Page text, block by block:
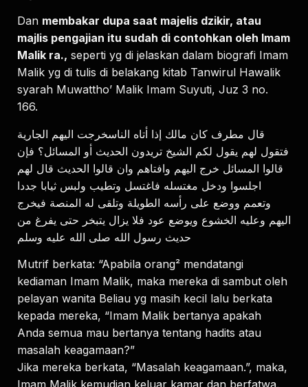
Dan membakar dupa saat majelis dzikir, atau
majlis pengajian itu sudah di contohkan oleh Imam
Malik ra., seperti yg di jelaskan dalam biografi Imam
Malik yg di tulis di belakang kitab Tanwirul Hawalik
syarah Muwattho’ Malik Imam Suyuti, Juz 3 no.
166.
ﻗﺎﻝ ﻣﻄﺮﻑ ﻛﺎﻥ ﻣﺎﻟﻚ ﺇﺫﺍ ﺃﺗﺎﻩ ﺍﻟﻨﺎﺳﺨﺮﺟﺖ ﺍﻟﻴﻬﻢ ﺍﻟﺠﺎﺭﻳﺔ
ﻓﺘﻘﻮﻝ ﻟﻬﻢ ﻳﻘﻮﻝ ﻟﻜﻢ ﺍﻟﺸﻴﺦ ﺗﺮﻳﺪﻭﻥ ﺍﻟﺤﺪﻳﺚ ﺃﻭ ﺍﻟﻤﺴﺎﺋﻞ؟ ﻓﺈﻥ
ﻗﺎﻟﻮﺍ ﺍﻟﻤﺴﺎﺋﻞ ﺧﺮﺝ ﺍﻟﻴﻬﻢ ﻭﺍﻓﺘﺎﻫﻢ ﻭﺍﻥ ﻗﺎﻟﻮﺍ ﺍﻟﺤﺪﻳﺚ ﻗﺎﻝ ﻟﻬﻢ
ﺍﺟﻠﺴﻮﺍ ﻭﺩﺧﻞ ﻣﻐﺘﺴﻠﻪ ﻓﺎﻏﺘﺴﻞ ﻭﺗﻄﻴﺐ ﻭﻟﺒﺲ ﺛﻴﺎﺑﺎ ﺟﺪﺩﺍ
ﻭﺗﻌﻤﻢ ﻭﻭﺿﻊ ﻋﻠﻰ ﺭﺃﺳﻪ ﺍﻟﻄﻮﻳﻠﺔ ﻭﺗﻠﻘﻰ ﻟﻪ ﺍﻟﻤﻨﺼﺔ ﻓﻴﺨﺮﺝ
ﺍﻟﻴﻬﻢ ﻭﻋﻠﻴﻪ ﺍﻟﺨﺸﻮﻉ ﻭﻳﻮﺿﻊ ﻋﻮﺩ ﻓﻼ ﻳﺰﺍﻝ ﻳﺘﺒﺨﺮ ﺣﺘﻰ ﻳﻔﺮﻍ ﻣﻦ
ﺣﺪﻳﺚ ﺭﺳﻮﻝ ﺍﻟﻠﻪ ﺻﻠﻰ ﺍﻟﻠﻪ ﻋﻠﻴﻪ ﻭﺳﻠﻢ
Mutrif berkata: “Apabila orang² mendatangi
kediaman Imam Malik, maka mereka di sambut oleh
pelayan wanita Beliau yg masih kecil lalu berkata
kepada mereka, “Imam Malik bertanya apakah
Anda semua mau bertanya tentang hadits atau
masalah keagamaan?”
Jika mereka berkata, “Masalah keagamaan.”, maka,